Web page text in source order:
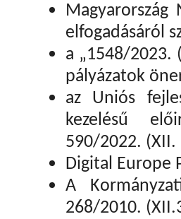
Magyarország
elfogadásáról
a „1548/2023.
pályázatok
az Uniós
kezelésű
590/2022.
Digital Europe
A
268/2010.